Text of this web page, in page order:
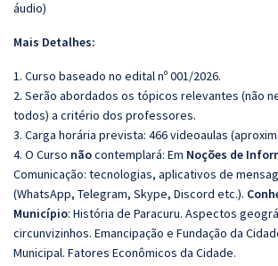
áudio)
Mais Detalhes:
1. Curso baseado no edital nº 001/2026.
2. Serão abordados os tópicos relevantes (não
todos) a critério dos professores.
3. Carga horária prevista: 466 videoaulas
4. O Curso nãocontemplará: Em Noções de
Comunicação: tecnologias, aplicativos de
(WhatsApp, Telegram, Skype, Discord etc.).
Município: História de Paracuru. Aspectos
circunvizinhos. Emancipação e Fundação da
Municipal. Fatores Econômicos da Cidade.